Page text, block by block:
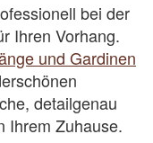
bei der
Ihren Vorhang.
und Gardinen
detailgenau
Ihrem Zuhause.
in